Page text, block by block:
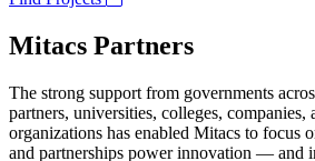
Mitacs Partners
The strong support from governments
partners, universities, colleges, companies,
organizations has enabled Mitacs to focus
and partnerships power innovation — and